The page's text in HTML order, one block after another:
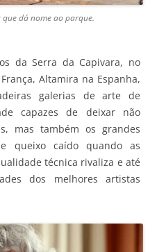
dá nome ao parque.
da Serra da Capivara, no
Altamira na Espanha,
galerias de arte de
capazes de deixar não
mas também os grandes
queixo caído quando as
técnica rivaliza e até
dos melhores artistas